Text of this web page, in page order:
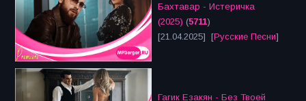
Бахтавар - Истеричка
(2025) (5711)
[21.04.2025] [Русские Песни]
Гагик Езакян - Без Твоей